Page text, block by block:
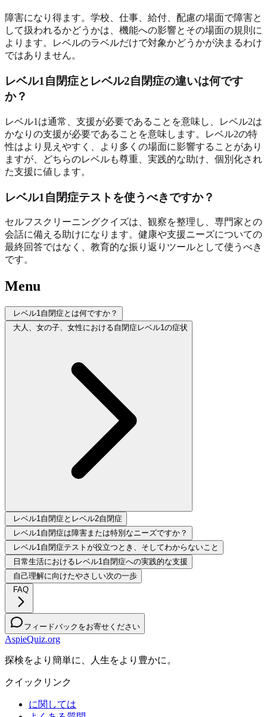
障害になり得ます。学校、仕事、給付、配慮の場面で障害と
して扱われるかどうかは、機能への影響とその場面の規則に
よります。レベルのラベルだけで対象かどうかが決まるわけ
ではありません。
レベル1自閉症とレベル2自閉症の違いは何です
か？
レベル1は通常、支援が必要であることを意味し、レベル2は
かなりの支援が必要であることを意味します。レベル2の特
性はより見えやすく、より多くの場面に影響することがあり
ますが、どちらのレベルも尊重、実践的な助け、個別化され
た支援に値します。
レベル1自閉症テストを使うべきですか？
セルフスクリーニングクイズは、観察を整理し、専門家との
会話に備える助けになります。健康や支援ニーズについての
最終回答ではなく、教育的な振り返りツールとして使うべき
です。
Menu
レベル1自閉症とは何ですか？
大人、女の子、女性における自閉症レベル1の症状
レベル1自閉症とレベル2自閉症
レベル1自閉症は障害または特別なニーズですか？
レベル1自閉症テストが役立つとき、そしてわからないこと
日常生活におけるレベル1自閉症への実践的な支援
自己理解に向けたやさしい次の一歩
FAQ
フィードバックをお寄せください
AspieQuiz.org
探検をより簡単に、人生をより豊かに。
クイックリンク
に関しては